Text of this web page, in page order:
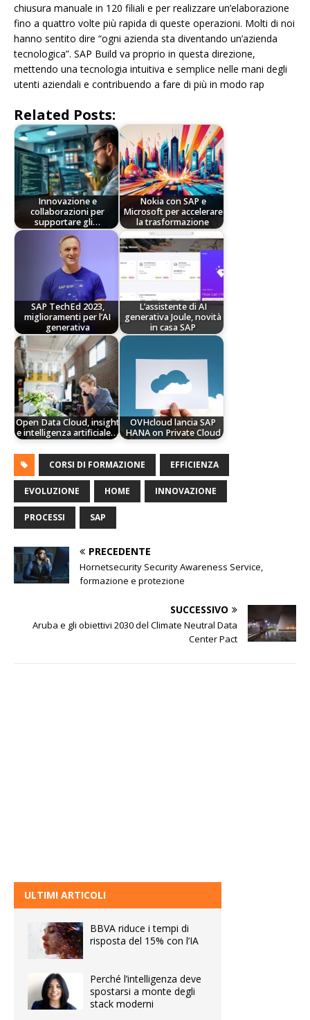
chiusura manuale in 120 filiali e per realizzare un’elaborazione
fino a quattro volte più rapida di queste operazioni. Molti di noi
hanno sentito dire “ogni azienda sta diventando un’azienda
tecnologica”. SAP Build va proprio in questa direzione,
mettendo una tecnologia intuitiva e semplice nelle mani degli
utenti aziendali e contribuendo a fare di più in modo rap
Related Posts:
Innovazione e
collaborazioni per
supportare gli…
Nokia con SAP e
Microsoft per accelerare
la trasformazione
SAP TechEd 2023,
miglioramenti per l’AI
generativa
L’assistente di AI
generativa Joule, novità
in casa SAP
Open Data Cloud, insight
e intelligenza artificiale…
OVHcloud lancia SAP
HANA on Private Cloud
CORSI DI FORMAZIONE EFFICIENZA
EVOLUZIONE HOME INNOVAZIONE
PROCESSI SAP
PRECEDENTE
Hornetsecurity Security Awareness Service,
formazione e protezione
SUCCESSIVO
Aruba e gli obiettivi 2030 del Climate Neutral Data
Center Pact
ULTIMI ARTICOLI
BBVA riduce i tempi di
risposta del 15% con l’IA
Perché l’intelligenza deve
spostarsi a monte degli
stack moderni